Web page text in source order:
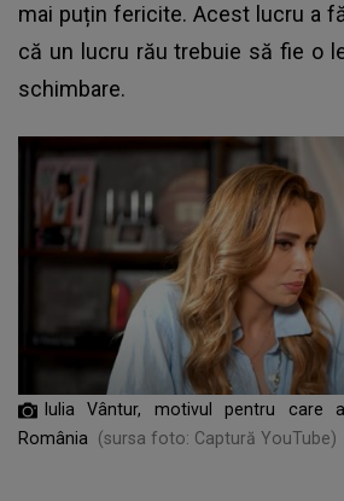
mai puțin fericite. Acest lucru a
că un lucru rău trebuie să fie o
schimbare.
Iulia Vântur, motivul pentru care
România (sursa foto: Captură YouTube)